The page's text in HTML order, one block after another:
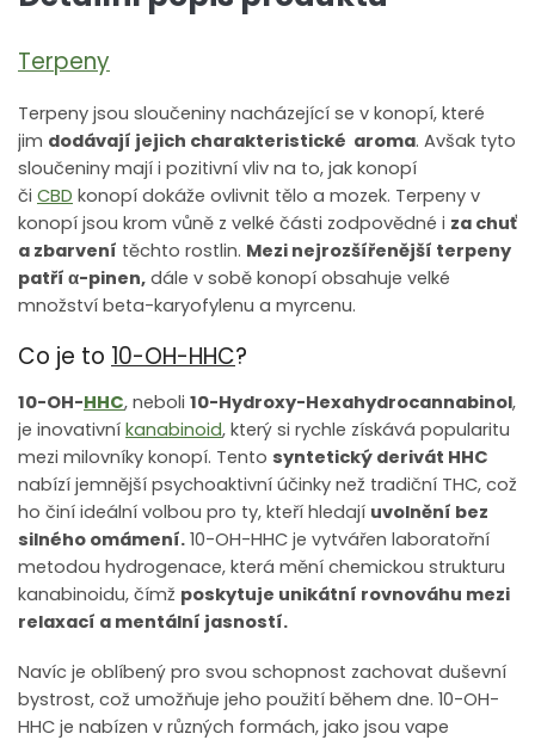
Terpeny
Terpeny jsou sloučeniny nacházející se v konopí, které
jim dodávají jejich charakteristické aroma. Avšak tyto
sloučeniny mají i pozitivní vliv na to, jak konopí
či CBD konopí dokáže ovlivnit tělo a mozek. Terpeny v
konopí jsou krom vůně z velké části zodpovědné i za chuť
a zbarvení těchto rostlin. Mezi nejrozšířenější terpeny
patří α-pinen, dále v sobě konopí obsahuje velké
množství beta-karyofylenu a myrcenu.
Co je to 10-OH-HHC?
10-OH-HHC, neboli 10-Hydroxy-Hexahydrocannabinol,
je inovativní kanabinoid, který si rychle získává popularitu
mezi milovníky konopí. Tento syntetický derivát HHC
nabízí jemnější psychoaktivní účinky než tradiční THC, což
ho činí ideální volbou pro ty, kteří hledají uvolnění bez
silného omámení. 10-OH-HHC je vytvářen laboratořní
metodou hydrogenace, která mění chemickou strukturu
kanabinoidu, čímž poskytuje unikátní rovnováhu mezi
relaxací a mentální jasností.
Navíc je oblíbený pro svou schopnost zachovat duševní
bystrost, což umožňuje jeho použití během dne. 10-OH-
HHC je nabízen v různých formách, jako jsou vape